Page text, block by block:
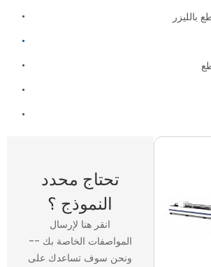
بالليزر
تحتاج محدد
النموذج ؟
انقر هنا لإرسال
المواصفات الخاصة بك --
ونحن سوف تساعدك على